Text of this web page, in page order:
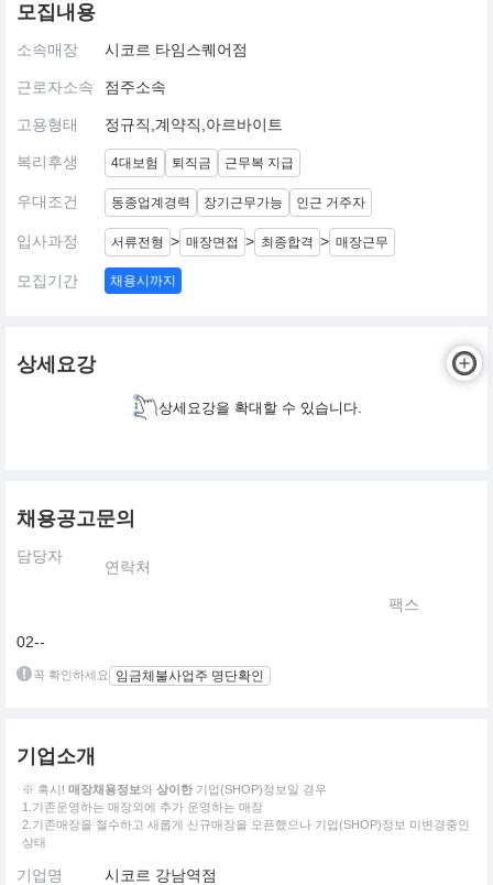
모집내용
소속매장 시코르 타임스퀘어점
근로자소속 점주소속
고용형태 정규직,계약직,아르바이트
복리후생 4대보험 퇴직금 근무복 지급
우대조건 동종업계경력 장기근무가능 인근 거주자
입사과정 서류전형 > 매장면접 > 최종합격 > 매장근무
모집기간 채용시까지
상세요강
상세요강을 확대할 수 있습니다.
채용공고문의
담당자
연락처
팩스
02--
꼭 확인하세요 임금체불사업주 명단확인
기업소개
※ 혹시! 매장채용정보와 상이한 기업(SHOP)정보일 경우
1.기존운영하는 매장외에 추가 운영하는 매장
2.기존매장을 철수하고 새롭게 신규매장을 오픈했으나 기업(SHOP)정보 미변경중인
상태
기업명 시코르 강남역점